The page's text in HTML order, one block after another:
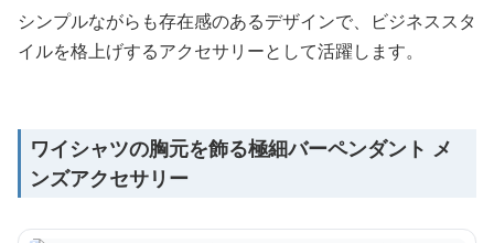
シンプルながらも存在感のあるデザインで、ビジネススタ
イルを格上げするアクセサリーとして活躍します。
ワイシャツの胸元を飾る極細バーペンダント メ
ンズアクセサリー